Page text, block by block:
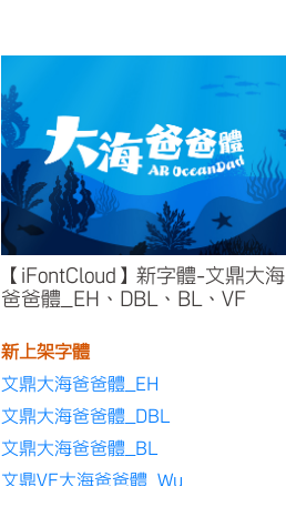
【iFontCloud】新字體-文鼎大海
爸爸體_EH、DBL、BL、VF
新上架字體
文鼎大海爸爸體_EH
文鼎大海爸爸體_DBL
文鼎大海爸爸體_BL
文鼎VF大海爸爸體_Wu